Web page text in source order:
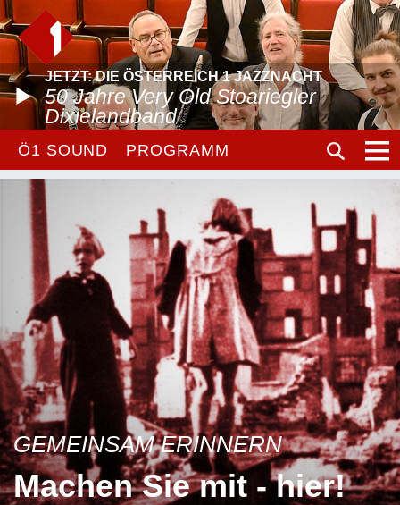
JETZT: DIE ÖSTERREICH 1 JAZZNACHT
50 Jahre Very Old Stoariegler
Dixielandband
Ö1 SOUND PROGRAMM
GEMEINSAM ERINNERN
Machen Sie mit - hier!